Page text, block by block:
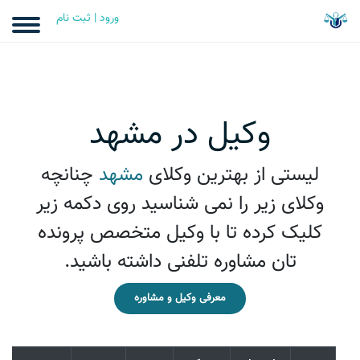
ورود | ثبت نام
وکیل در مشهد
لیستی از بهترین وکلای مشهد چنانچه
وکلای زیر را نمی شناسيد روی دکمه زیر
کلیک کرده تا با وکیل متخصص پرونده
تان مشاوره تلفنی داشته باشید.
معرفی وکیل و مشاوره